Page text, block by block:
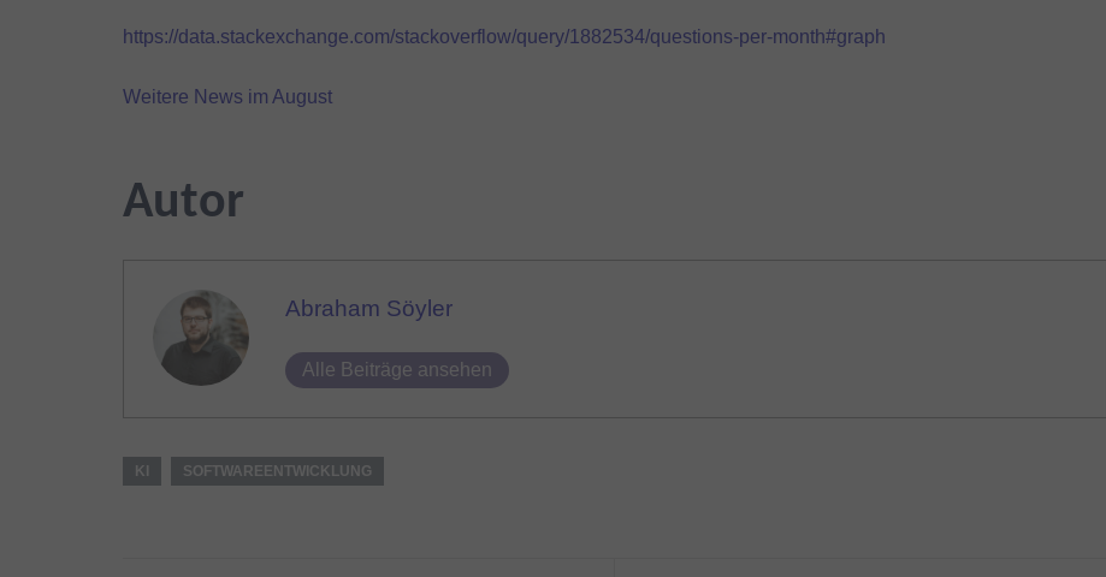
https://data.stackexchange.com/stackoverflow/query/1882534/questions-per-month#graph
Weitere News im August
Autor
Abraham Söyler
Alle Beiträge ansehen
KI SOFTWAREENTWICKLUNG